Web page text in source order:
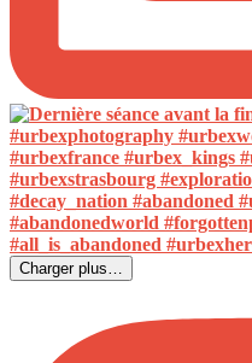
Charger plus…